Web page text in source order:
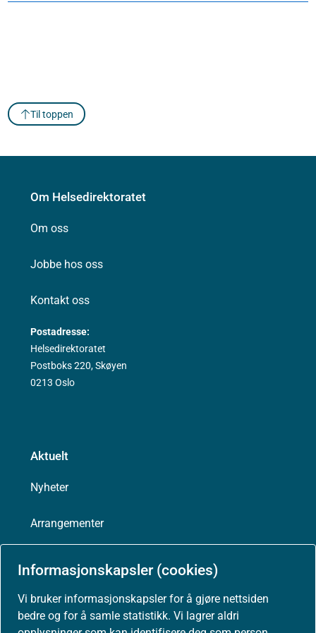
Informasjonskapsler (cookies)
Vi bruker informasjonskapsler for å gjøre nettsiden
bedre og for å samle statistikk. Vi lagrer aldri
Til toppen
Om Helsedirektoratet
Om oss
Jobbe hos oss
Kontakt oss
Postadresse:
Helsedirektoratet
Postboks 220, Skøyen
0213 Oslo
Aktuelt
Nyheter
Arrangementer
Presse